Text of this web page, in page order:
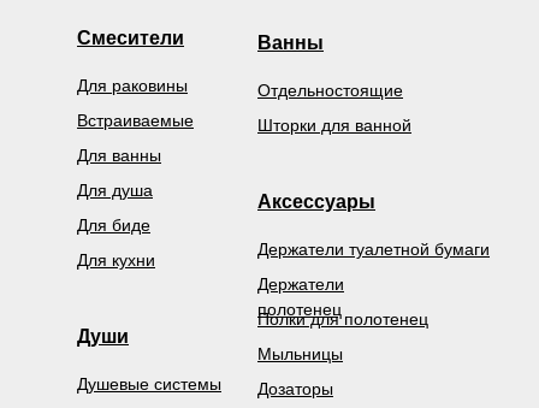
Смесители
Души
Душевые системы Дозаторы
Держатели
полотенец
Мыльницы
Держатели туалетной бумаги
Полки для полотенец
Встраиваемые
Для биде
Для ванны
Для душа
Для раковины
Для кухни
Ванны
Отдельностоящие
Шторки для ванной
Аксессуары